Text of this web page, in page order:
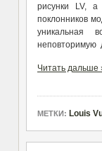
рисунки LV,
поклонников
уникальная
неповторимую
Читать дальше
МЕТКИ: Louis